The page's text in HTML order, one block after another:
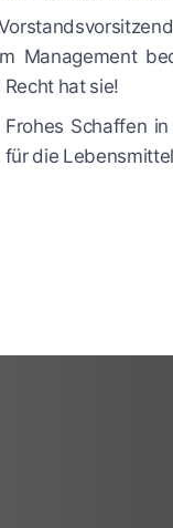
Management
hat sie!
Schaffen
die